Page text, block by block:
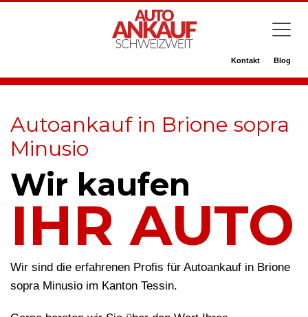
Kontakt Blog
Autoankauf in Brione sopra
Minusio
Wir kaufen
IHR AUTO
Wir sind die erfahrenen Profis für Autoankauf in Brione
sopra Minusio im Kanton Tessin.